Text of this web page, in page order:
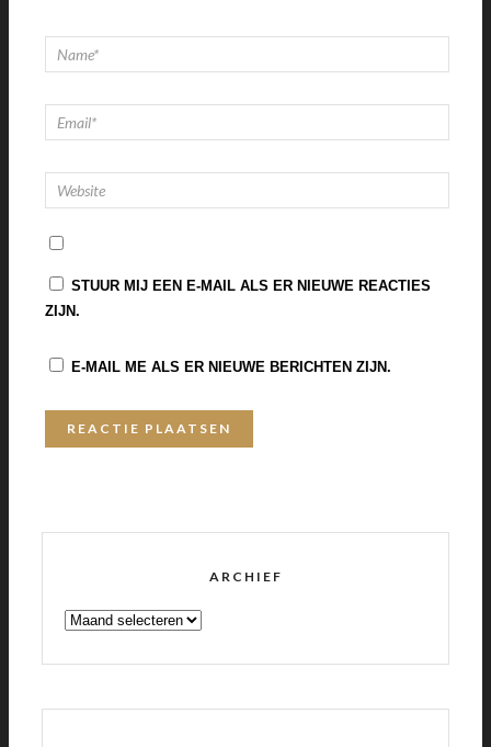
STUUR MIJ EEN E-MAIL ALS ER NIEUWE REACTIES
ZIJN.
E-MAIL ME ALS ER NIEUWE BERICHTEN ZIJN.
ARCHIEF
ARCHIEF